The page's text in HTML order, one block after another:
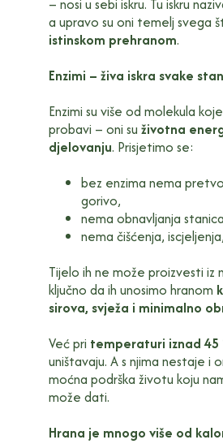
– nosi u sebi iskru. Tu iskru
a upravo su oni temelj svega
istinskom prehranom.
Enzimi – živa iskra svake
Enzimi su više od molekula
probavi – oni su životna
djelovanju. Prisjetimo se:
bez enzima nema
gorivo,
nema obnavljanja
nema čišćenja,
Tijelo ih ne može proizvesti iz
ključno da ih unosimo hranom
sirova, svježa i minimalno
Već pri temperaturi iznad 45
uništavaju. A s njima nestaje i
moćna podrška životu koju
može dati.
Hrana je mnogo više od